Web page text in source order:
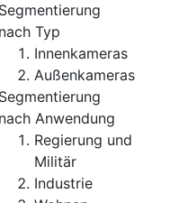
Segmentierung
nach Typ
Innenkameras
Außenkameras
Segmentierung
nach Anwendung
Regierung und
Militär
Industrie